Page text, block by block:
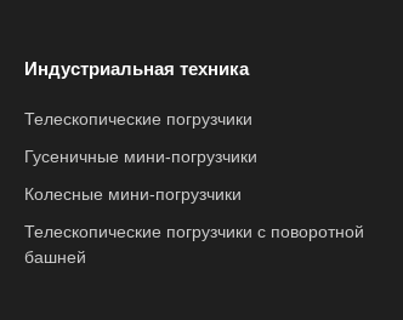
Индустриальная техника
Телескопические погрузчики
Гусеничные мини-погрузчики
Колесные мини-погрузчики
Телескопические погрузчики с поворотной
башней